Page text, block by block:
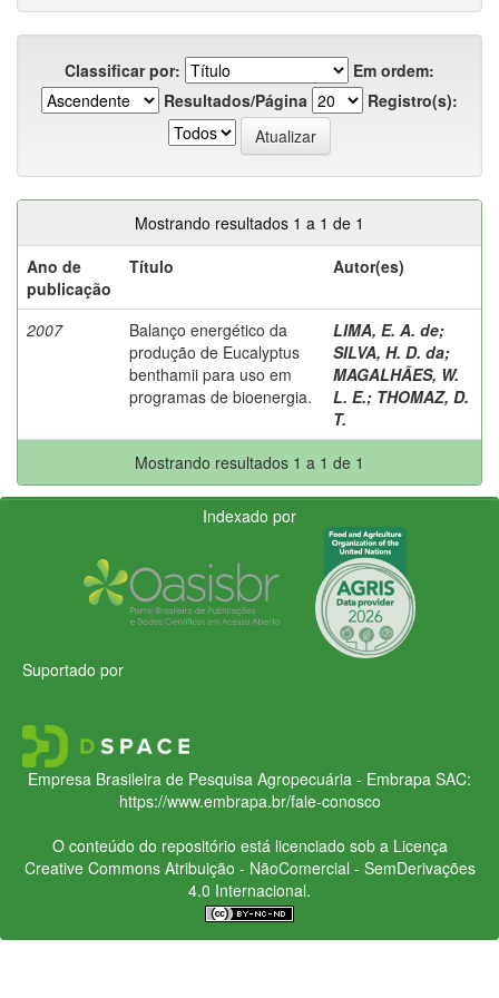
Classificar por:
Em ordem:
Resultados/Página
Registro(s):
Mostrando resultados 1 a 1 de 1
Ano de
publicação
Título Autor(es)
2007
Balanço energético da
produção de Eucalyptus
benthamii para uso em
programas de bioenergia.
LIMA, E. A. de;
SILVA, H. D. da;
MAGALHÃES, W.
L. E.; THOMAZ, D.
T.
Mostrando resultados 1 a 1 de 1
Indexado por
Suportado por
Empresa Brasileira de Pesquisa Agropecuária - Embrapa SAC:
https://www.embrapa.br/fale-conosco
O conteúdo do repositório está licenciado sob a Licença
Creative CommonsAtribuição - NãoComercial - SemDerivações
4.0 Internacional.